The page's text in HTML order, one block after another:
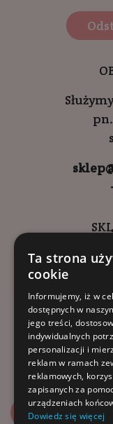
ul.
Zapisz się na
Ta strona
cookie
Informujemy, iż w
dostępnych w
jego treści,
indywidualnych
personalizacji i
reklam w ramach
reklamowych,
zapisanych za
urządzeniach
Dowiedz się więcej